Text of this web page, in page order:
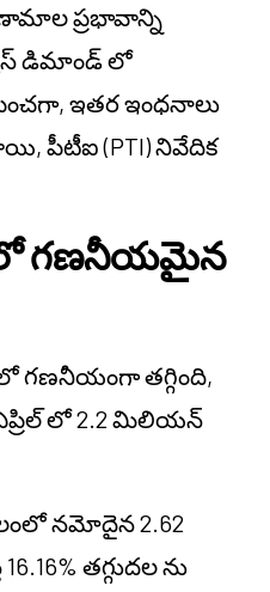
ప్రభావాన్ని
డిమాండ్ లో
ఇతర ఇంధనాలు
పీటీఐ (PTI) నివేదిక
గణనీయమైన
గణనీయంగా తగ్గింది,
లో 2.2 మిలియన్
నమోదైన 2.62
తగ్గుదల ను